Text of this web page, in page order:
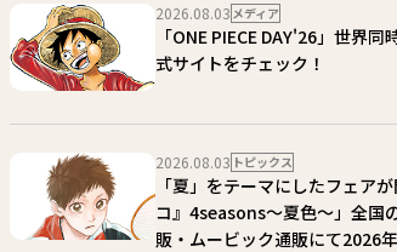
2026.08.03 メディア
「ONE PIECE DAY'26」世界
式サイトをチェック！
2026.08.03 トピックス
「夏」をテーマにしたフェア
コ』4seasons〜夏色〜」全国
販・ムービック通販にて2026